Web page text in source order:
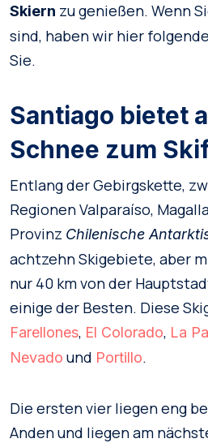
Skiern zu genießen. Wenn
sind, haben wir hier
Sie.
Santiago bietet
Schnee zum
Entlang der Gebirgskette,
Regionen Valparaíso,
Provinz Chilenische
achtzehn Skigebiete, aber
nur 40 km von der
einige der Besten. Diese
Farellones, El Colorado, La
Nevado und Portillo.
Die ersten vier liegen eng
Anden und liegen am